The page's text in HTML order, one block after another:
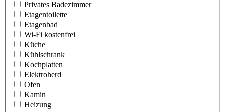
Privates Badezimmer
Etagentoilette
Etagenbad
Wi-Fi kostenfrei
Küche
Kühlschrank
Kochplatten
Elektroherd
Ofen
Kamin
Heizung